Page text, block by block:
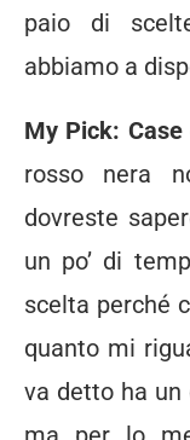
paio di
abbiamo a
My Pick:
rosso nera
dovreste
un po’ di
scelta perché
quanto mi
va detto ha un